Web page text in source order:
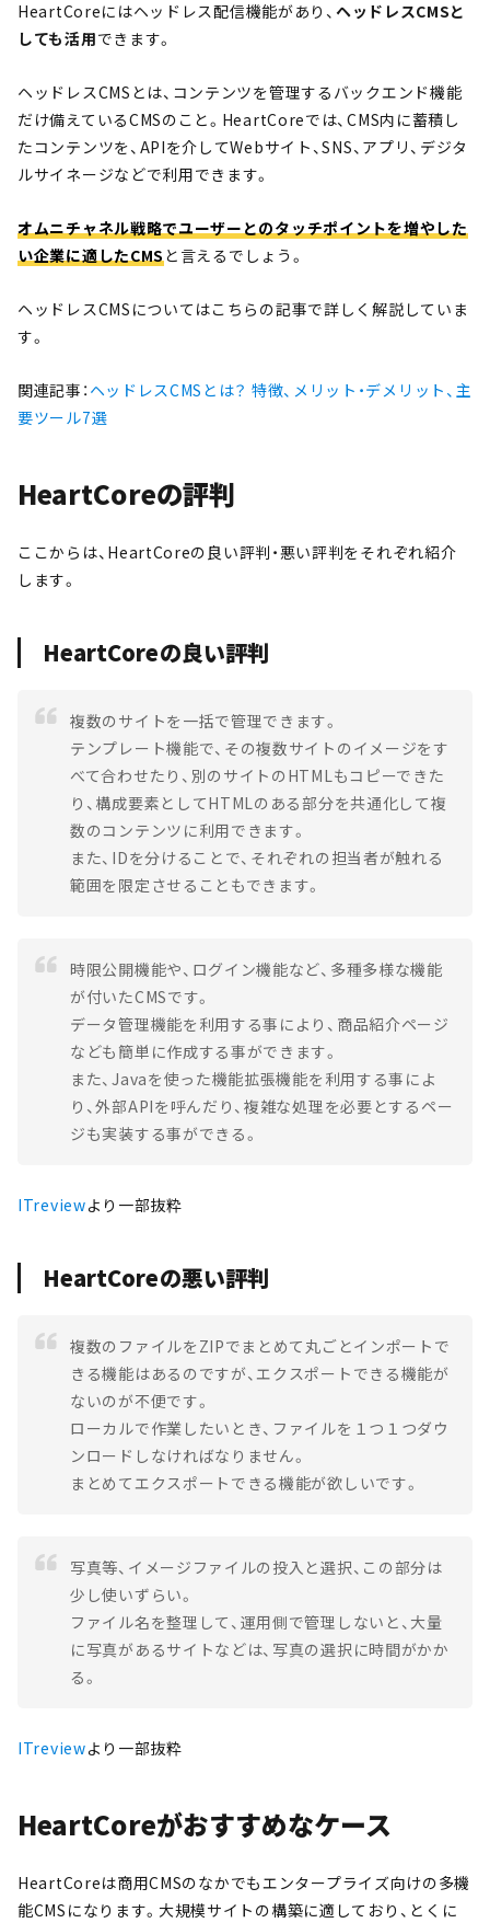
HeartCoreにはヘッドレス配信機能があり、 ヘッドレスCMSと
しても活用できます。
ヘッドレスCMSとは、コンテンツを管理するバックエンド機能
だけ備えているCMSのこと。HeartCoreでは、CMS内に蓄積し
たコンテンツを、APIを介してWebサイト、SNS、アプリ、デジタ
ルサイネージなどで利用できます。
オムニチャネル戦略でユーザーとのタッチポイントを増やした
い企業に適したCMSと言えるでしょう。
ヘッドレスCMSについてはこちらの記事で詳しく解説していま
す。
関連記事：ヘッドレスCMSとは？ 特徴、メリット・デメリット、主
要ツール7選
HeartCoreの評判
ここからは、HeartCoreの良い評判・悪い評判をそれぞれ紹介
します。
HeartCoreの良い評判
複数のサイトを一括で管理できます。
テンプレート機能で、その複数サイトのイメージをす
べて合わせたり、別のサイトのHTMLもコピーできた
り、構成要素としてHTMLのある部分を共通化して複
数のコンテンツに利用できます。
また、IDを分けることで、それぞれの担当者が触れる
範囲を限定させることもできます。
時限公開機能や、ログイン機能など、多種多様な機能
が付いたCMSです。
データ管理機能を利用する事により、商品紹介ページ
なども簡単に作成する事ができます。
また、Javaを使った機能拡張機能を利用する事によ
り、外部APIを呼んだり、複雑な処理を必要とするペー
ジも実装する事ができる。
ITreviewより一部抜粋
HeartCoreの悪い評判
複数のファイルをZIPでまとめて丸ごとインポートで
きる機能はあるのですが、エクスポートできる機能が
ないのが不便です。
ローカルで作業したいとき、ファイルを１つ１つダウ
ンロードしなければなりません。
まとめてエクスポートできる機能が欲しいです。
写真等、イメージファイルの投入と選択、この部分は
少し使いずらい。
ファイル名を整理して、運用側で管理しないと、大量
に写真があるサイトなどは、写真の選択に時間がかか
る。
ITreviewより一部抜粋
HeartCoreがおすすめなケース
HeartCoreは商用CMSのなかでもエンタープライズ向けの多機
能CMSになります。大規模サイトの構築に適しており、とくに